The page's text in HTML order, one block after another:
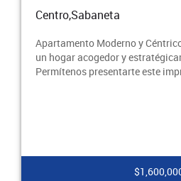
Centro,Sabaneta
Aquí tienes una propuesta de
llamativa e innovadora para
en Sabaneta: ¿Buscas un hogar